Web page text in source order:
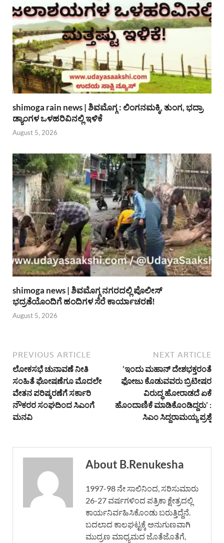
shimoga rain news | ಶಿವಮೊಗ್ಗ : ಲಿಂಗನಮಕ್ಕಿ, ತುಂಗ, ಭದ್ರಾ
ಡ್ಯಾಂಗಳ ಒಳಹರಿವಿನಲ್ಲಿ ಇಳಿಕೆ
August 5, 2026
shimoga news | ಶಿವಮೊಗ್ಗ ನಗರದಲ್ಲಿ ಪೊಲೀಸ್
ಭದ್ರತೆಯೊಂದಿಗೆ ಹಂದಿಗಳ ಸೆರೆ ಕಾರ್ಯಾಚರಣೆ!
August 5, 2026
PREVIOUS ARTICLE
ಲೋಕಸಭೆ ಚುನಾವಣೆ ನೀತಿ
ಸಂಹಿತೆ ಘೋಷಣೆಗೂ ಮೊದಲೇ
ವೇತನ ಪರಿಷ್ಕರಣೆಗೆ ಸರ್ಕಾರಿ
ನೌಕರರ ಸಂಘದಿಂದ ಸಿಎಂಗೆ
ಮನವಿ
NEXT ARTICLE
‘ಇಂದು ಮಹಾನ್ ದೇಶಭಕ್ತರಂತೆ
ಫೋಜು ಕೊಡುವವರು ಬ್ರಿಟೀಷರ
ವಿರುದ್ಧ ಹೋರಾಡದೆ ಏಕೆ
ಹೊಂದಾಣಿಕೆ ಮಾಡಿಕೊಂಡಿದ್ದರು’ :
ಸಿಎಂ ಸಿದ್ದರಾಮಯ್ಯ ಪ್ರಶ್ನೆ
About B.Renukesha
1997-98 ನೇ ಸಾಲಿನಿಂದ, ಸರಿಸುಮಾರು
26-27 ವರ್ಷಗಳಿಂದ ಪತ್ರಿಕಾ ಕ್ಷೇತ್ರದಲ್ಲಿ
ಕಾರ್ಯನಿರ್ವಹಿಸಿಕೊಂಡು ಬರುತ್ತಿದ್ದೆನೆ.
ಬದಲಾದ ಕಾಲಘಟ್ಟಕ್ಕೆ ಅನುಗುಣವಾಗಿ
ಮುದ್ರಣ ಮಾಧ್ಯಮದ ಜೊತೆಜೊತೆಗೆ,